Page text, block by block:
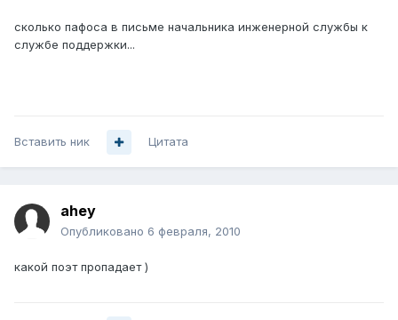
сколько пафоса в письме начальника инженерной службы к
службе поддержки...
Вставить ник Цитата
ahey
Опубликовано 6 февраля, 2010
какой поэт пропадает )